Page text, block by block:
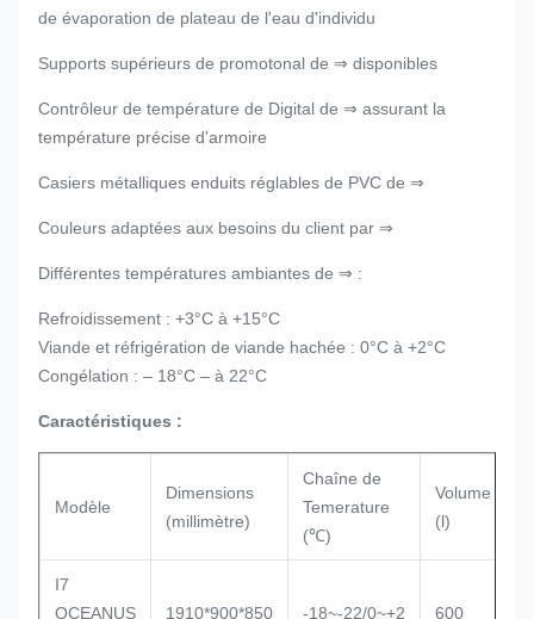
de évaporation de plateau de l'eau d'individu
Supports supérieurs de promotonal de ⇒ disponibles
Contrôleur de température de Digital de ⇒ assurant la
température précise d'armoire
Casiers métalliques enduits réglables de PVC de ⇒
Couleurs adaptées aux besoins du client par ⇒
Différentes températures ambiantes de ⇒ :
Refroidissement : +3°C à +15°C
Viande et réfrigération de viande hachée : 0°C à +2°C
Congélation : – 18°C – à 22°C
Caractéristiques :
Modèle
Dimensions
(millimètre)
Chaîne de
Temerature
(℃)
Volume
(l)
I7
OCEANUS
1910*900*850 -18~-22/0~+2 600